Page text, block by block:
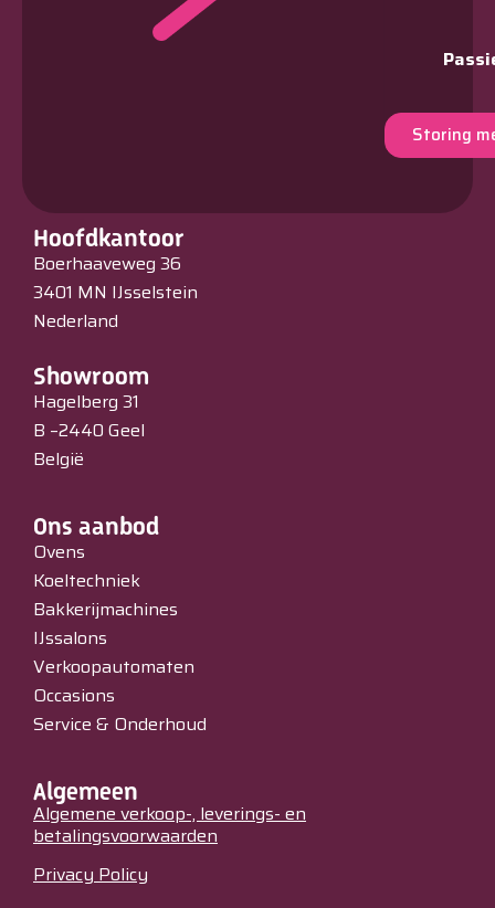
Storing
Hoofdkantoor
Boerhaaveweg 36
3401 MN IJsselstein
Nederland
Showroom
Hagelberg 31
B –2440 Geel
België
Ons aanbod
Ovens
Koeltechniek
Bakkerijmachines
IJssalons
Verkoopautomaten
Occasions
Service & Onderhoud
Algemeen
Algemene verkoop-, leverings- en
betalingsvoorwaarden
Privacy Policy